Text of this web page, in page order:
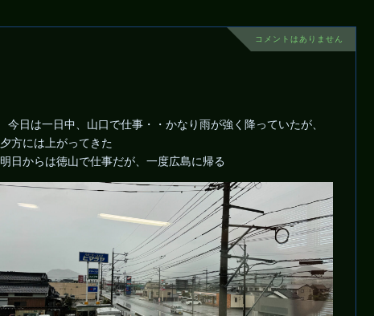
コメントはありません
今日は一日中、山口で仕事・・かなり雨が強く降っていたが、
夕方には上がってきた
明日からは徳山で仕事だが、一度広島に帰る